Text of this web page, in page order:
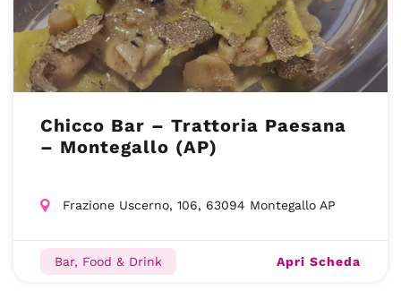
Chicco Bar – Trattoria Paesana
– Montegallo (AP)
Frazione Uscerno, 106, 63094 Montegallo AP
Bar, Food & Drink Apri Scheda